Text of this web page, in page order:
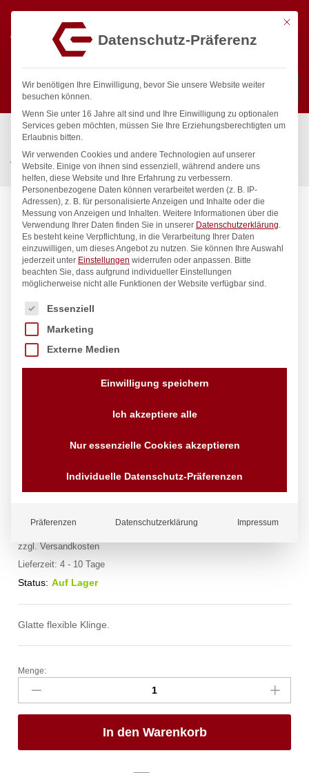
Suchen
Start / Gastronomiebedarf & Gastro Geräte für Profis
Küchenartikel
Küchenutensilien
/
Winkelpalette, HENDI, Schwarz, 37x390mm
Winkelpalette, HENDI, Schwarz,
37x390mm
zzgl.Versandkosten
Lieferzeit:4 - 10 Tage
Status: Auf Lager
Glatte flexible Klinge.
Winkelpalette,
HENDI,
Schwarz,
37x390mm
Menge:
In den Warenkorb
Mit
Datenschutz-Präferenz
Wir benötigen Ihre Einwilligung, bevor Sie unsere Website weiter
besuchen können.
Wenn Sie unter 16 Jahre alt sind und Ihre Einwilligung zu optionalen
Services geben möchten, müssen Sie Ihre Erziehungsberechtigten um
Erlaubnis bitten.
Wir verwenden Cookies und andere Technologien auf unserer
Website. Einige von ihnen sind essenziell, während andere uns
helfen, diese Website und Ihre Erfahrung zu verbessern.
Personenbezogene Daten können verarbeitet werden (z. B. IP-
Adressen), z. B. für personalisierte Anzeigen und Inhalte oder die
Messung von Anzeigen und Inhalten. Weitere Informationen über die
Verwendung Ihrer Daten finden Sie in unserer Datenschutzerklärung.
Es besteht keine Verpflichtung, in die Verarbeitung Ihrer Daten
einzuwilligen, um dieses Angebot zu nutzen. Sie können Ihre Auswahl
jederzeit unter Einstellungen widerrufen oder anpassen. Bitte
beachten Sie, dass aufgrund individueller Einstellungen
möglicherweise nicht alle Funktionen der Website verfügbar sind.
Es folgt eine Liste der Service-Gruppen, für die eine
Essenziell
Marketing
Externe Medien
Einwilligung speichern
Ich akzeptiere alle
Nur essenzielle Cookies akzeptieren
Individuelle Datenschutz-Präferenzen
Präferenzen Datenschutzerklärung Impressum